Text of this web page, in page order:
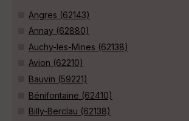
Angres (62143)
Annay (62880)
Auchy-les-Mines (62138)
Avion (62210)
Bauvin (59221)
Bénifontaine (62410)
Billy-Berclau (62138)